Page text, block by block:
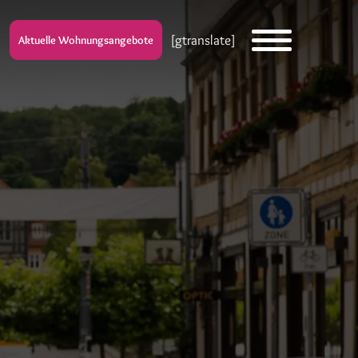
Aktuelle Wohnungsangebote [gtranslate]